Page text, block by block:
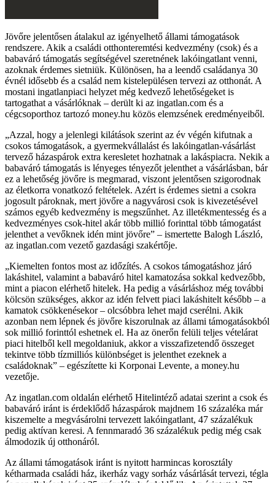
Jövőre jelentősen átalakul az igényelhető állami támogatások
rendszere. Akik a családi otthonteremtési kedvezmény (csok) és a
babaváró támogatás segítségével szeretnének lakóingatlant venni,
azoknak érdemes sietniük. Különösen, ha a leendő családanya 30
évnél idősebb és a család nem kistelepülésen tervezi az otthonát. A
mostani ingatlanpiaci helyzet még kedvező lehetőségeket is
tartogathat a vásárlóknak – derült ki az ingatlan.com és a
cégcsoporthoz tartozó money.hu közös elemzsének eredményeiből.
Azzal, hogy a jelenlegi kilátások szerint az év végén kifutnak a
csokos támogatások, a gyermekvállalást és lakóingatlan-vásárlást
tervező házaspárok extra keresletet hozhatnak a lakáspiacra. Nekik a
babaváró támogatás is lényeges tényezőt jelenthet a vásárlásban, bár
ez a lehetőség jövőre is megmarad, viszont jelentősen szigorodnak
az életkorra vonatkozó feltételek. Azért is érdemes sietni a csokra
jogosult pároknak, mert jövőre a nagyvárosi csok is kivezetésével
számos egyéb kedvezmény is megszűnhet. Az illetékmentesség és a
kedvezményes csok-hitel akár több millió forinttal több támogatást
jelenthet a vevőknek idén mint jövőre
– ismertette Balogh László,
az ingatlan.com vezető gazdasági szakértője.
Kiemelten fontos most az időzítés. A csokos támogatáshoz járó
lakáshitel, valamint a babaváró hitel kamatozása sokkal kedvezőbb,
mint a piacon elérhető hitelek. Ha pedig a vásárláshoz még további
kölcsön szükséges, akkor az idén felvett piaci lakáshitelt később – a
kamatok csökkenésekor – olcsóbbra lehet majd cserélni. Akik
azonban nem lépnek és jövőre kiszorulnak az állami támogatásokból
sok millió forinttól eshetnek el. Ha az önerőn felüli teljes vételárat
piaci hitelből kell megoldaniuk, akkor a visszafizetendő összeget
tekintve több tízmilliós különbséget is jelenthet ezeknek a
családoknak
– egészítette ki Korponai Levente, a money.hu
vezetője.
Az ingatlan.com oldalán elérhető Hitelintéző adatai szerint a csok és
babaváró iránt is érdeklődő házaspárok majdnem 16 százaléka már
kiszemelte a megvásárolni tervezett lakóingatlant, 47 százalékuk
pedig aktívan keresi. A fennmaradó 36 százalékuk pedig még csak
álmodozik új otthonáról.
Az állami támogatások iránt is nyitott harmincas korosztály
kétharmada családi ház, ikerház vagy sorház vásárlását tervezi, tégla